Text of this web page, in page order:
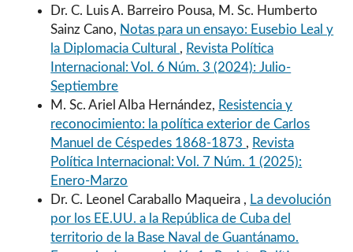
Dr. C. Luis A. Barreiro Pousa, M. Sc. Humberto
Sainz Cano, Notas para un ensayo: Eusebio Leal y
la Diplomacia Cultural , Revista Política
Internacional: Vol. 6 Núm. 3 (2024): Julio-
Septiembre
M. Sc. Ariel Alba Hernández, Resistencia y
reconocimiento: la política exterior de Carlos
Manuel de Céspedes 1868-1873 , Revista
Política Internacional: Vol. 7 Núm. 1 (2025):
Enero-Marzo
Dr. C. Leonel Caraballo Maqueira , La devolución
por los EE.UU. a la República de Cuba del
territorio de la Base Naval de Guantánamo.